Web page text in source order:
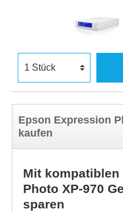
Epson Expression
kaufen
Mit
Photo XP-970
sparen